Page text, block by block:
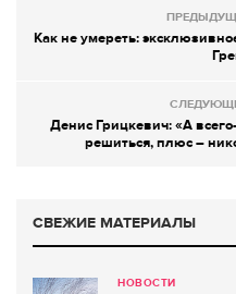
Как не умереть:
Денис Грицкевич: «А
решиться, плюс –
СВЕЖИЕ МАТЕРИАЛЫ
НОВОСТИ